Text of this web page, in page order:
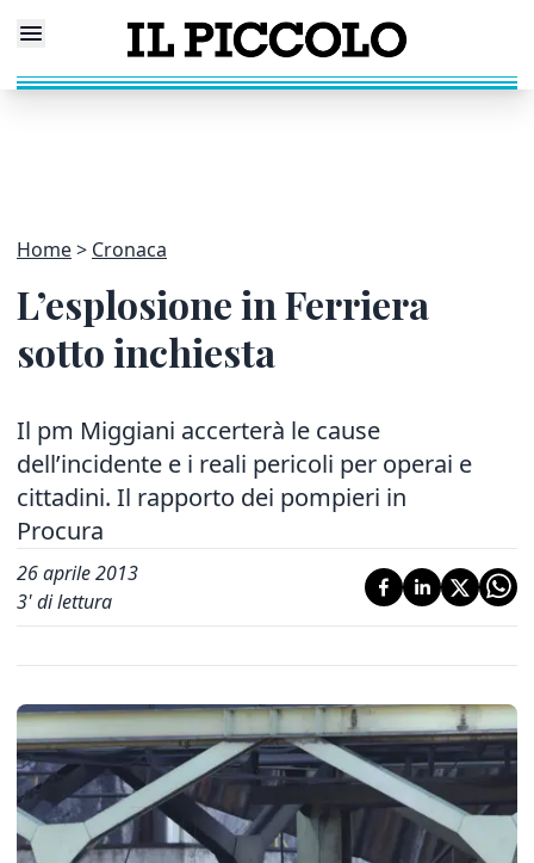
Home Cronaca
L’esplosione in Ferriera
sotto inchiesta
Il pm Miggiani accerterà le cause
dell’incidente e i reali pericoli per operai e
cittadini. Il rapporto dei pompieri in
Procura
26 aprile 2013
3' di lettura